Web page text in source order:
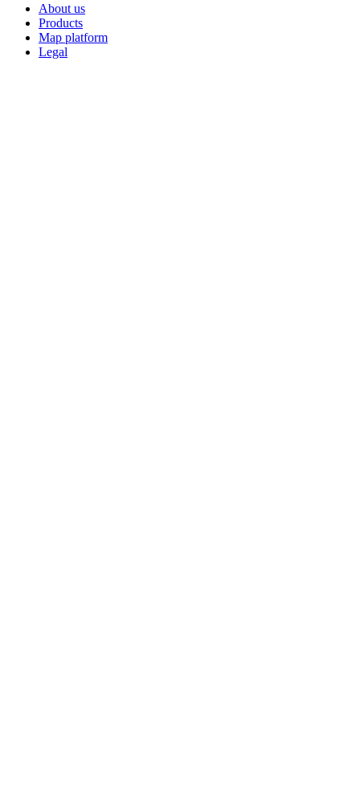
About us
Products
Map platform
Legal